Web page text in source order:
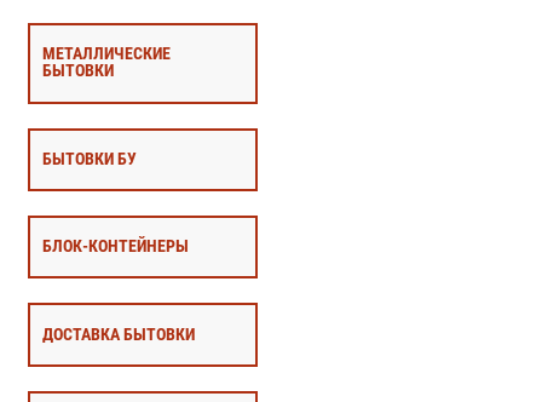
МЕТАЛЛИЧЕСКИЕ
БЫТОВКИ
БЫТОВКИ БУ
БЛОК-КОНТЕЙНЕРЫ
ДОСТАВКА БЫТОВКИ